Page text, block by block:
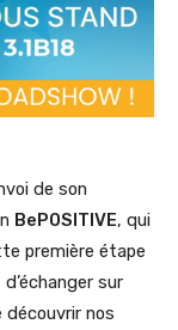
de son
BePOSITIVE, qui
première étape
sur
découvrir nos